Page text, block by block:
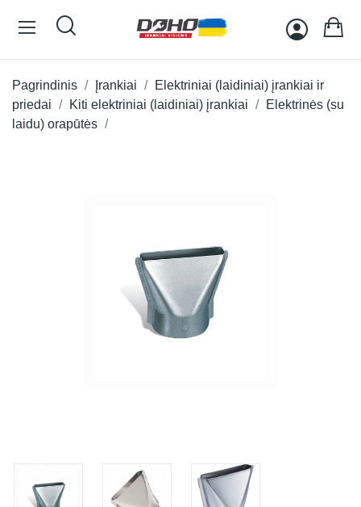
Pagrindinis Įrankiai
Elektriniai (laidiniai) įrankiai ir
priedai
Kiti elektriniai (laidiniai) įrankiai
Elektrinės (su
laidu) orapūtės